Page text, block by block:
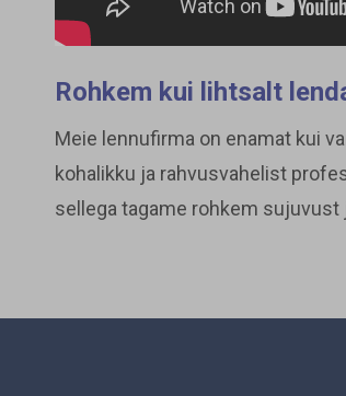
Rohkem kui lihtsalt
Meie lennufirma on enamat kui
kohalikku ja rahvusvahelist
sellega tagame rohkem sujuvust